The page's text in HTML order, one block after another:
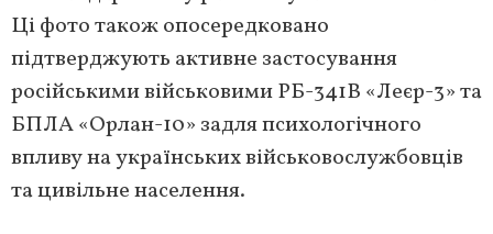
Ці фото також опосередковано
підтверджують активне застосування
російськими військовими РБ-341В «Леєр-3» та
БПЛА «Орлан-10» задля психологічного
впливу на українських військовослужбовців
та цивільне населення.